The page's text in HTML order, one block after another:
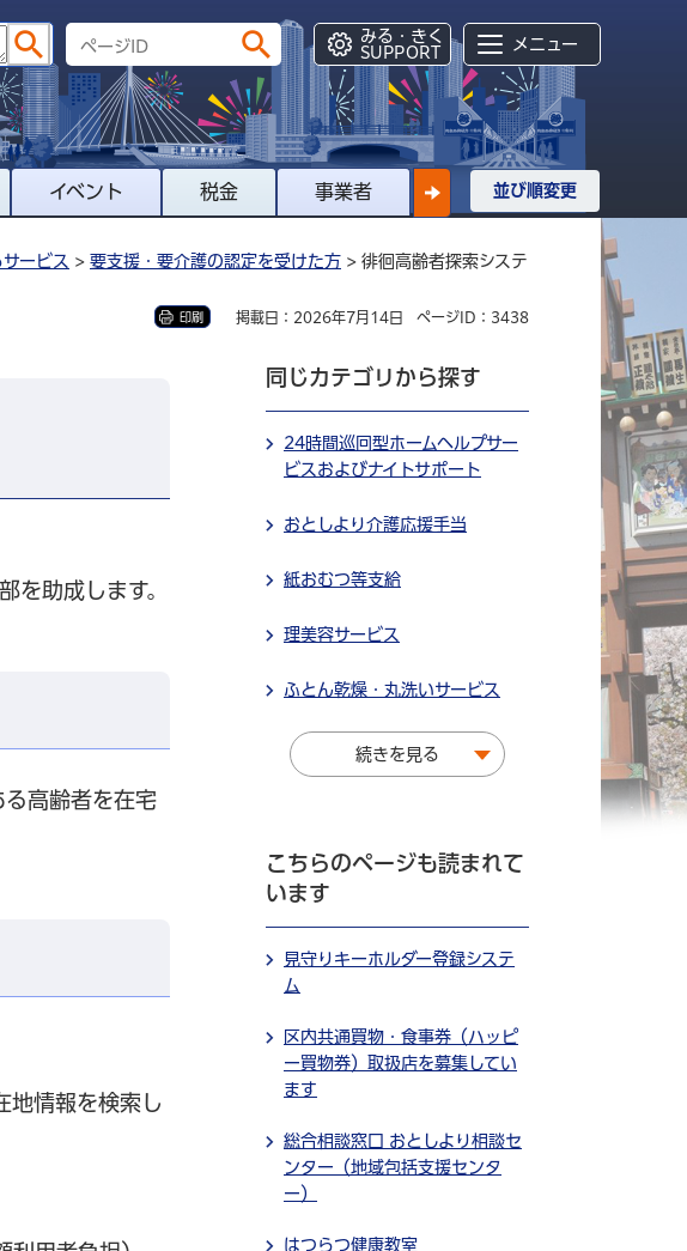
みる・きく
SUPPORT
メニュー
イベント 税金 事業者 並び順変更
ービス > 要支援・要介護の認定を受けた方 > 徘徊高齢者探索システ
印刷 掲載日：2026年7月14日 ページID：3438
を助成します。
る高齢者を在宅
地情報を検索し
同じカテゴリから探す
24時間巡回型ホームヘルプサー
ビスおよびナイトサポート
おとしより介護応援手当
紙おむつ等支給
理美容サービス
ふとん乾燥・丸洗いサービス
続きを見る
こちらのページも読まれて
います
見守りキーホルダー登録システ
ム
区内共通買物・食事券（ハッピ
ー買物券）取扱店を募集してい
ます
総合相談窓口 おとしより相談セ
ンター（地域包括支援センタ
ー）
はつらつ健康教室